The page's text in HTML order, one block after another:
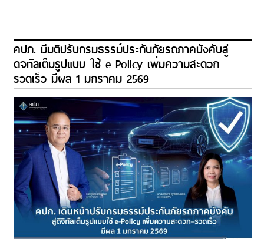
คปภ. มีมติปรับกรมธรรม์ประกันภัยรถภาคบังคับสู่
ดิจิทัลเต็มรูปแบบ ใช้ e-Policy เพิ่มความสะดวก–
รวดเร็ว มีผล 1 มกราคม 2569